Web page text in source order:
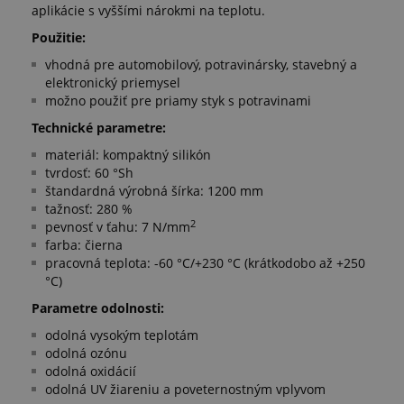
aplikácie s vyššími nárokmi na teplotu.
Použitie:
vhodná pre automobilový, potravinársky, stavebný a
elektronický priemysel
možno použiť pre priamy styk s potravinami
Technické parametre:
materiál: kompaktný silikón
tvrdosť: 60 °Sh
štandardná výrobná šírka: 1200 mm
tažnosť: 280 %
pevnosť v ťahu: 7 N/mm2
farba: čierna
pracovná teplota: -60 °C/+230 °C (krátkodobo až +250
°C)
Parametre odolnosti:
odolná vysokým teplotám
odolná ozónu
odolná oxidácií
odolná UV žiareniu a poveternostným vplyvom